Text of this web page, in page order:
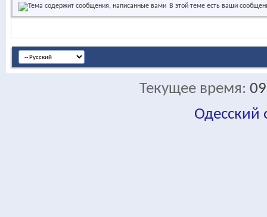
В этой теме есть ваши
Текущее время:
Одесский